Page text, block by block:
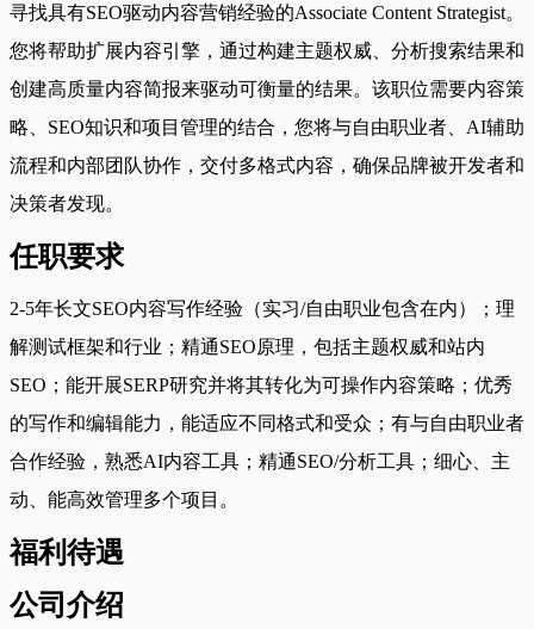
寻找具有SEO驱动内容营销经验的Associate Content Strategist。
您将帮助扩展内容引擎，通过构建主题权威、分析搜索结果和
创建高质量内容简报来驱动可衡量的结果。该职位需要内容策
略、SEO知识和项目管理的结合，您将与自由职业者、AI辅助
流程和内部团队协作，交付多格式内容，确保品牌被开发者和
决策者发现。
任职要求
2-5年长文SEO内容写作经验（实习/自由职业包含在内）；理
解测试框架和行业；精通SEO原理，包括主题权威和站内
SEO；能开展SERP研究并将其转化为可操作内容策略；优秀
的写作和编辑能力，能适应不同格式和受众；有与自由职业者
合作经验，熟悉AI内容工具；精通SEO/分析工具；细心、主
动、能高效管理多个项目。
福利待遇
公司介绍